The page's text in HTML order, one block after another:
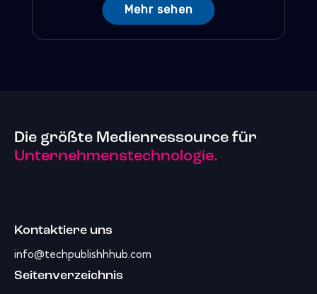
Mehr sehen
Die größte Medienressource für
Unternehmenstechnologie.
Kontaktiere uns
info@techpublishhhub.com
Seitenverzeichnis